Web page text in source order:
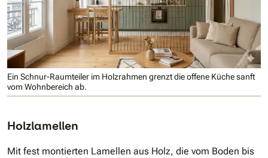
Ein Schnur-Raumteiler im Holzrahmen grenzt die offene Küche sanft
vom Wohnbereich ab.
Holzlamellen
Mit fest montierten Lamellen aus Holz, die vom Boden bis